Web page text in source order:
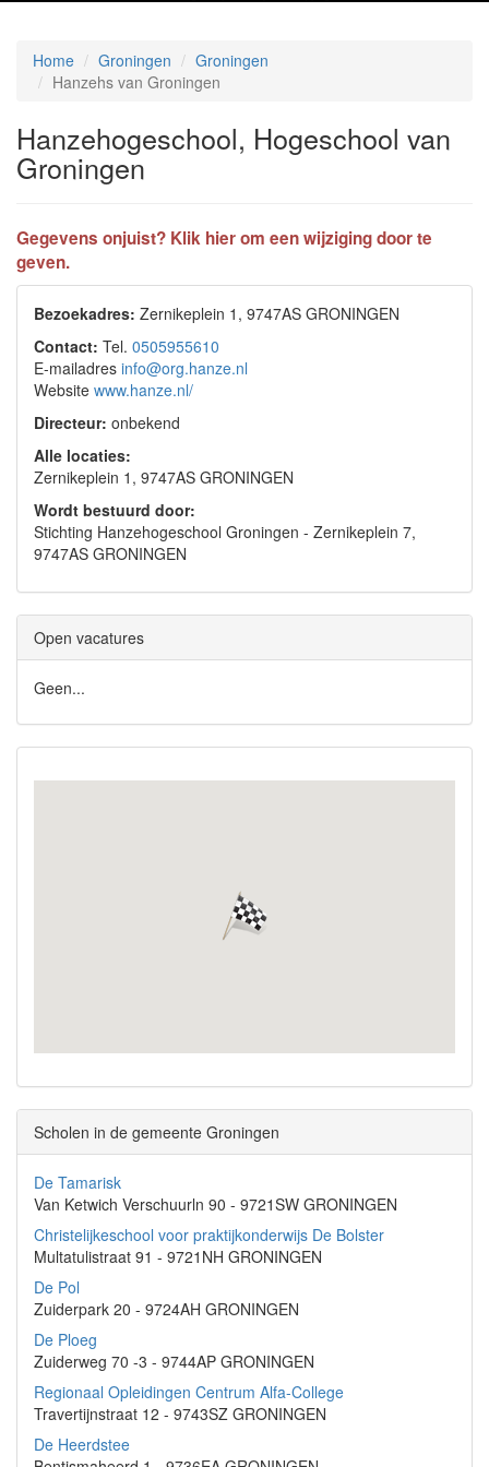
Home Groningen
Groningen
Hanzehs van Groningen
Hanzehogeschool, Hogeschool van
Groningen
Gegevens onjuist? Klik hier om een wijziging door te
geven.
Bezoekadres: Zernikeplein 1, 9747AS GRONINGEN
Contact: Tel. 0505955610
E-mailadres info@org.hanze.nl
Website www.hanze.nl/
Directeur: onbekend
Alle locaties:
Zernikeplein 1, 9747AS GRONINGEN
Wordt bestuurd door:
Stichting Hanzehogeschool Groningen - Zernikeplein 7,
9747AS GRONINGEN
Open vacatures
Geen...
Scholen in de gemeente Groningen
De Tamarisk
Van Ketwich Verschuurln 90 - 9721SW GRONINGEN
Christelijkeschool voor praktijkonderwijs De Bolster
Multatulistraat 91 - 9721NH GRONINGEN
De Pol
Zuiderpark 20 - 9724AH GRONINGEN
De Ploeg
Zuiderweg 70 -3 - 9744AP GRONINGEN
Regionaal Opleidingen Centrum Alfa-College
Travertijnstraat 12 - 9743SZ GRONINGEN
De Heerdstee